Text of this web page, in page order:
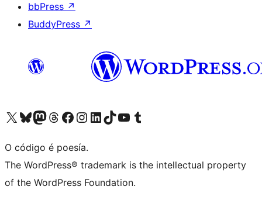
bbPress ↗
BuddyPress ↗
Visita la cuenta de X (anteriormente Twitter)
Visita a nosa conta de Bluesky
Visita a nosa conta de Mastodon
Visita a nosa conta de Threads
Visita a nosa páxina de Facebook
Visita a nosa conta de Instagram
Visita a nosa conta de LinkedIn
Visita a nosa conta de TikTok
Visita a nosa canle de YouTube
Visita a nosa conta de Tumblr
O código é poesía.
The WordPress® trademark is the intellectual property
of the WordPress Foundation.